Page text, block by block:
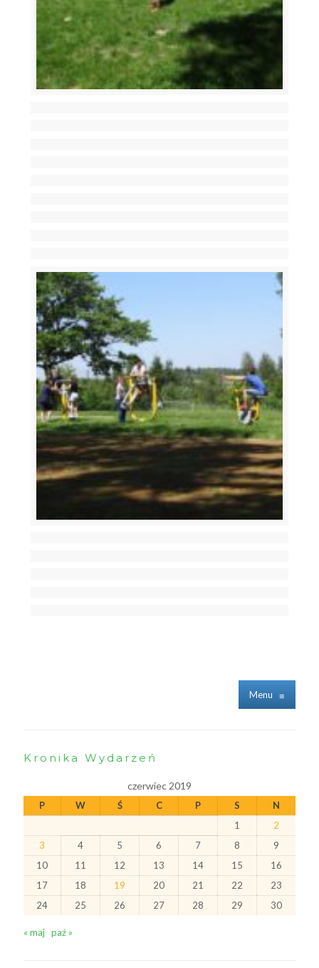
Menu ≡
Kronika Wydarzeń
czerwiec 2019
P W Ś C P S
N
1
2
3
4 5 6 7 8
9
10
11 12 13 14 15
16
17
18 19 20 21 22
23
24
25 26 27 28 29 30
« maj paź »